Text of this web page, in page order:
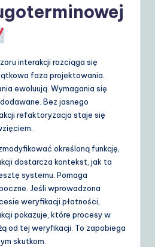
interakcji rozciąga się
faza projektowania.
ewoluują. Wymagania się
Bez jasnego
refaktoryzacja staje się
określoną funkcję,
dostarcza kontekst, jak ta
systemu. Pomaga
Jeśli wprowadzona
weryfikacji płatności,
pokazuje, które procesy w
od tej weryfikacji. To zapobiega
skutkom.